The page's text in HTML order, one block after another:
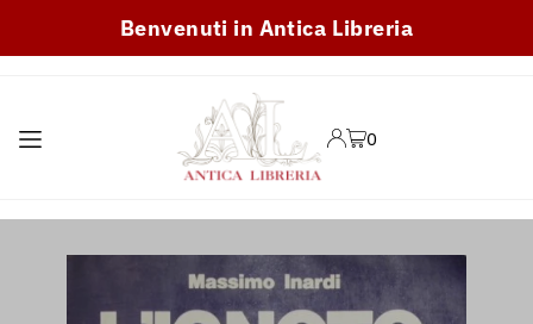
TRANSLATION MISSING:
Benvenuti in Antica Libreria
0